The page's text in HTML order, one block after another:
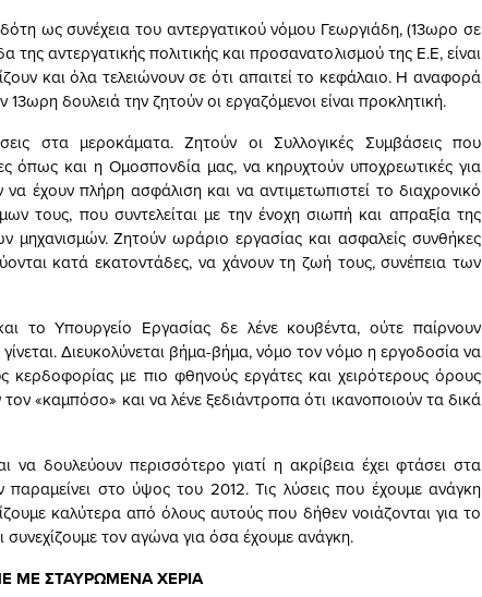
ως συνέχεια του αντεργατικού νόμου Γεωργιάδη, (13ωρο σε
αντεργατικής πολιτικής και προσανατολισμού της Ε.Ε, είναι
και όλα τελειώνουν σε ότι απαιτεί το κεφάλαιο. Η αναφορά
δουλειά την ζητούν οι εργαζόμενοι είναι προκλητική.
στα μεροκάματα. Ζητούν οι Συλλογικές Συμβάσεις που
όπως και η Ομοσπονδία μας, να κηρυχτούν υποχρεωτικές για
έχουν πλήρη ασφάλιση και να αντιμετωπιστεί το διαχρονικό
τους, που συντελείται με την ένοχη σιωπή και απραξία της
μηχανισμών. Ζητούν ωράριο εργασίας και ασφαλείς συνθήκες
κατά εκατοντάδες, να χάνουν τη ζωή τους, συνέπεια των
το Υπουργείο Εργασίας δε λένε κουβέντα, ούτε παίρνουν
Διευκολύνεται βήμα-βήμα, νόμο τον νόμο η εργοδοσία να
κερδοφορίας με πιο φθηνούς εργάτες και χειρότερους όρους
«καμπόσο» και να λένε ξεδιάντροπα ότι ικανοποιούν τα δικά
να δουλεύουν περισσότερο γιατί η ακρίβεια έχει φτάσει στα
στο ύψος του 2012. Τις λύσεις που έχουμε ανάγκη
καλύτερα από όλους αυτούς που δήθεν νοιάζονται για το
συνεχίζουμε τον αγώνα για όσα έχουμε ανάγκη.
ΜΕ ΣΤΑΥΡΩΜΕΝΑ ΧΕΡΙΑ